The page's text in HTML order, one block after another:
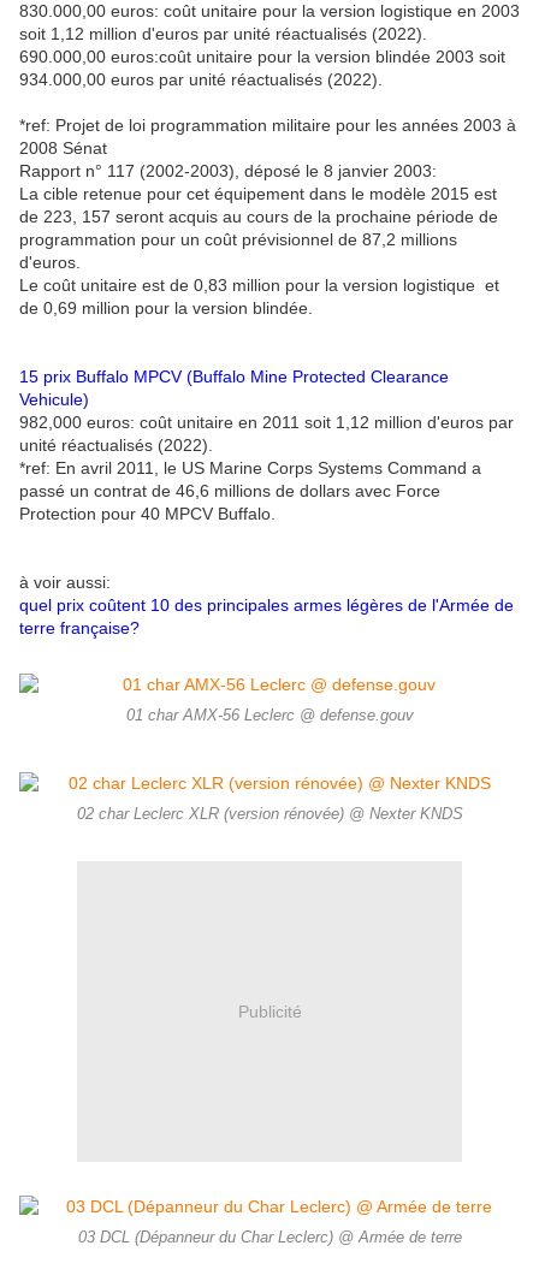
830.000,00 euros: coût unitaire pour la version logistique en 2003
soit 1,12 million d'euros par unité réactualisés (2022).
690.000,00 euros:coût unitaire pour la version blindée 2003 soit
934.000,00 euros par unité réactualisés (2022).
*ref: Projet de loi programmation militaire pour les années 2003 à
2008 Sénat
Rapport n° 117 (2002-2003), déposé le 8 janvier 2003:
La cible retenue pour cet équipement dans le modèle 2015 est
de 223, 157 seront acquis au cours de la prochaine période de
programmation pour un coût prévisionnel de 87,2 millions
d'euros.
Le coût unitaire est de 0,83 million pour la version logistique et
de 0,69 million pour la version blindée.
15 prix Buffalo MPCV (Buffalo Mine Protected Clearance
Vehicule)
982,000 euros: coût unitaire en 2011 soit 1,12 million d'euros par
unité réactualisés (2022).
*ref: En avril 2011, le US Marine Corps Systems Command a
passé un contrat de 46,6 millions de dollars avec Force
Protection pour 40 MPCV Buffalo.
à voir aussi:
quel prix coûtent 10 des principales armes légères de l'Armée de
terre française?
01 char AMX-56 Leclerc @ defense.gouv
02 char Leclerc XLR (version rénovée) @ Nexter KNDS
Publicité
03 DCL (Dépanneur du Char Leclerc) @ Armée de terre